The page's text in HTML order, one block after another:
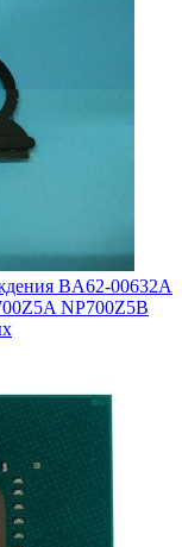
BA62-00632A
NP700Z5B